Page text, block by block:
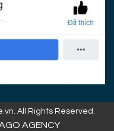
All Rights Reserved.
AGENCY